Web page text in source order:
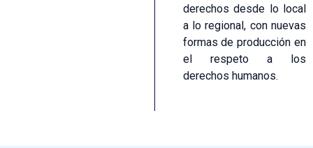
derechos desde lo local
a lo regional, con nuevas
formas de producción en
el respeto a los
derechos humanos.